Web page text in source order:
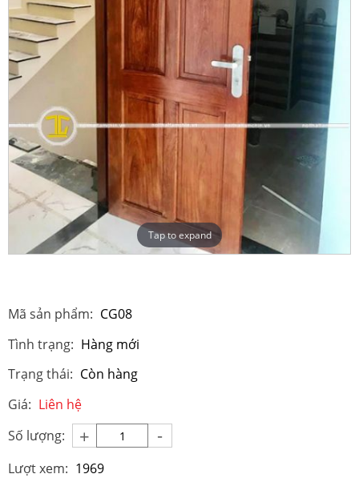
Tap to expand
Mã sản phẩm: CG08
Tình trạng: Hàng mới
Trạng thái: Còn hàng
Giá: Liên hệ
Số lượng:
+ -
Lượt xem: 1969